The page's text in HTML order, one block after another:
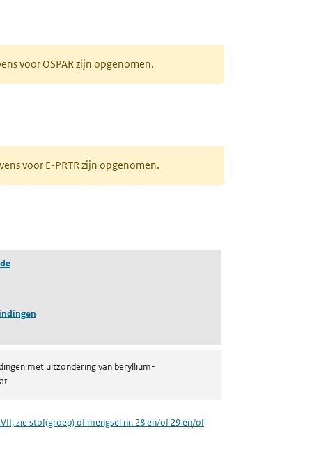
voor OSPAR zijn opgenomen.
voor E-PRTR zijn opgenomen.
met uitzondering van beryllium-
zie stof(groep) of mengsel nr. 28 en/of 29 en/of